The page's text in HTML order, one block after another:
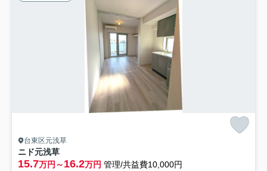
台東区元浅草
ニド元浅草
15.7万円～16.2万円 管理/共益費10,000円